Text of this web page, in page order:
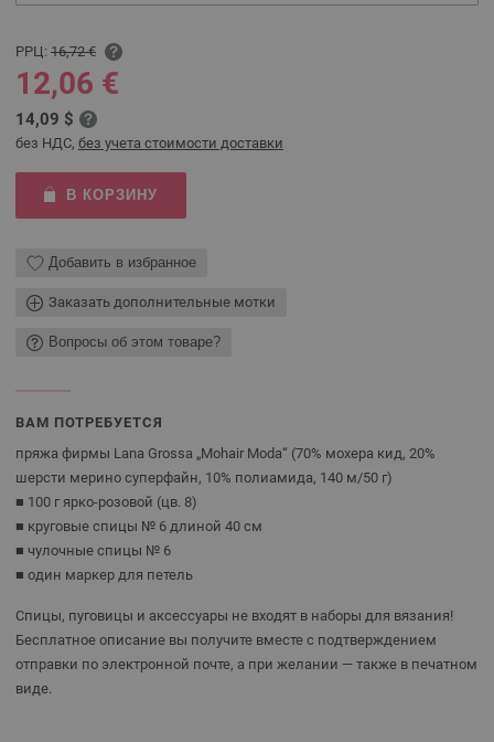
РРЦ: 16,72 €
12,06 €
14,09 $
без НДС, без учета стоимости доставки
В КОРЗИНУ
Добавить в избранное
Заказать дополнительные мотки
Вопросы об этом товаре?
ВАМ ПОТРЕБУЕТСЯ
пряжа фирмы Lana Grossa „Mohair Moda“ (70% мохера кид, 20%
шерсти мерино суперфайн, 10% полиамида, 140 м/50 г)
■ 100 г ярко-розовой (цв. 8)
■ круговые спицы № 6 длиной 40 см
■ чулочные спицы № 6
■ один маркер для петель
Спицы, пуговицы и аксессуары не входят в наборы для вязания!
Бесплатное описание вы получите вместе с подтверждением
отправки по электронной почте, а при желании — также в печатном
виде.